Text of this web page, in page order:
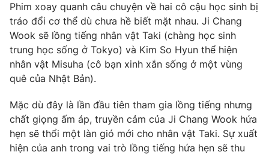
Hậu trường
Nhân vật
Khán giả
Giải sao mai
Điện ảnh
Âm nhạc
Sao
Đời sống
Du lịch
Làm đẹp
Chất lượng cuộc sống
Giáo dục
Học trực tuyến
Công nghệ
Hitech Công nghệ tương lai
Sản phẩm
Giao lưu trực tuyến
Phim xoay quanh câu chuyện về hai cô cậu học sinh bị
tráo đổi cơ thể dù chưa hề biết mặt nhau. Ji Chang
Wook sẽ lồng tiếng nhân vật Taki (chàng học sinh
trung học sống ở Tokyo) và Kim So Hyun thể hiện
nhân vật Misuha (cô bạn xinh xắn sống ở một vùng
quê của Nhật Bản).
Mặc dù đây là lần đầu tiên tham gia lồng tiếng nhưng
chất giọng ấm áp, truyền cảm của Ji Chang Wook hứa
hẹn sẽ thổi một làn gió mới cho nhân vật Taki. Sự xuất
hiện của anh trong vai trò lồng tiếng hứa hẹn sẽ thu